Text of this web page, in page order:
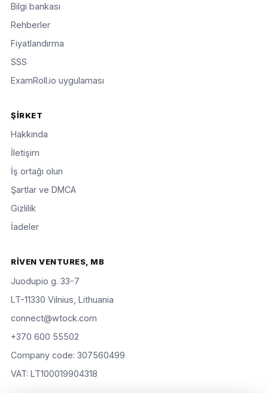
Bilgi bankası
Rehberler
Fiyatlandırma
SSS
ExamRoll.io uygulaması
ŞIRKET
Hakkında
İletişim
İş ortağı olun
Şartlar ve DMCA
Gizlilik
İadeler
RIVEN VENTURES, MB
Juodupio g. 33-7
LT-11330 Vilnius, Lithuania
connect@wtock.com
+370 600 55502
Company code: 307560499
VAT: LT100019904318